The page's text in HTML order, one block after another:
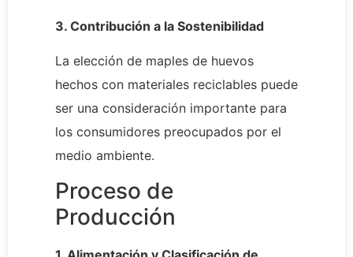
3. Contribución a la Sostenibilidad
La elección de maples de huevos
hechos con materiales reciclables puede
ser una consideración importante para
los consumidores preocupados por el
medio ambiente.
Proceso de
Producción